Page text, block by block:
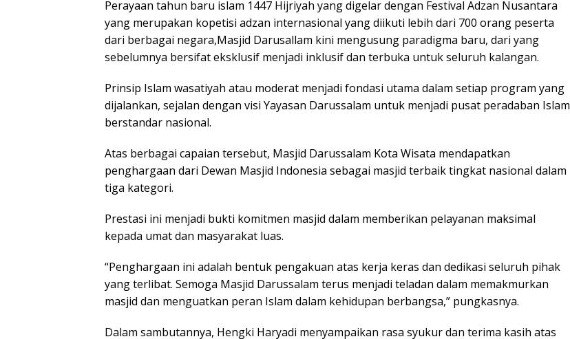
Perayaan tahun baru islam 1447 Hijriyah yang digelar dengan Festival Adzan Nusantara
yang merupakan kopetisi adzan internasional yang diikuti lebih dari 700 orang peserta
dari berbagai negara,Masjid Darusallam kini mengusung paradigma baru, dari yang
sebelumnya bersifat eksklusif menjadi inklusif dan terbuka untuk seluruh kalangan.
Prinsip Islam wasatiyah atau moderat menjadi fondasi utama dalam setiap program yang
dijalankan, sejalan dengan visi Yayasan Darussalam untuk menjadi pusat peradaban Islam
berstandar nasional.
Atas berbagai capaian tersebut, Masjid Darussalam Kota Wisata mendapatkan
penghargaan dari Dewan Masjid Indonesia sebagai masjid terbaik tingkat nasional dalam
tiga kategori.
Prestasi ini menjadi bukti komitmen masjid dalam memberikan pelayanan maksimal
kepada umat dan masyarakat luas.
“Penghargaan ini adalah bentuk pengakuan atas kerja keras dan dedikasi seluruh pihak
yang terlibat. Semoga Masjid Darussalam terus menjadi teladan dalam memakmurkan
masjid dan menguatkan peran Islam dalam kehidupan berbangsa,” pungkasnya.
Dalam sambutannya, Hengki Haryadi menyampaikan rasa syukur dan terima kasih atas